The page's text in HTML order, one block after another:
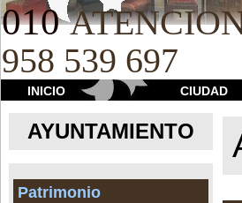
010
958 539 697
INICIO CIUDAD
AYUNTAMIENTO
Patrimonio